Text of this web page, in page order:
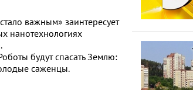
важным» заинтересует
нанотехнологиях
будут спасать Землю:
саженцы.